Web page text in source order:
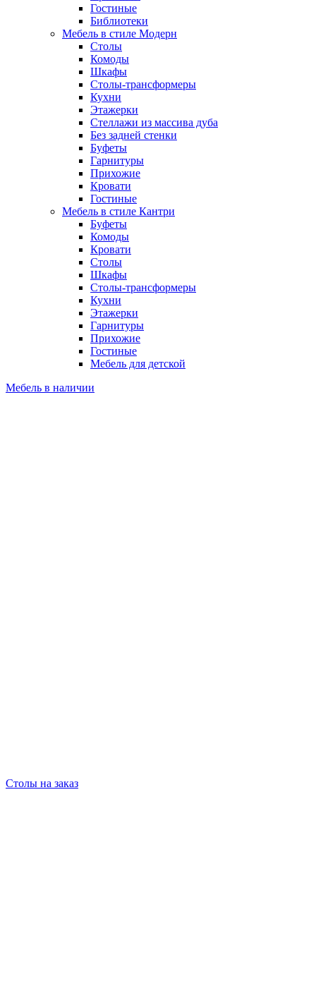
Гостиные
Библиотеки
Мебель в стиле Модерн
Столы
Комоды
Шкафы
Столы-трансформеры
Кухни
Этажерки
Стеллажи из массива дуба
Без задней стенки
Буфеты
Гарнитуры
Прихожие
Кровати
Гостиные
Мебель в стиле Кантри
Буфеты
Комоды
Кровати
Столы
Шкафы
Столы-трансформеры
Кухни
Этажерки
Гарнитуры
Прихожие
Гостиные
Мебель для детской
Мебель в наличии
Столы на заказ